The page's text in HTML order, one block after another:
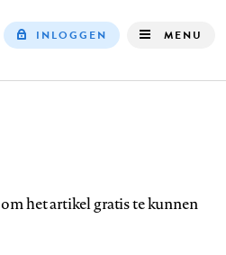
INLOGGEN MENU
het artikel gratis te kunnen